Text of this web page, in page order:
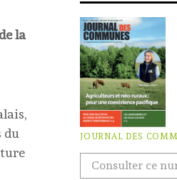
la
du
JOURNAL DES
Consulter ce